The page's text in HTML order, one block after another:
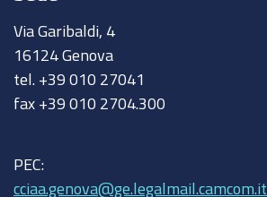
Via Garibaldi, 4
16124 Genova
tel. +39 010 27041
fax +39 010 2704.300
PEC:
cciaa.genova@ge.legalmail.camcom.it